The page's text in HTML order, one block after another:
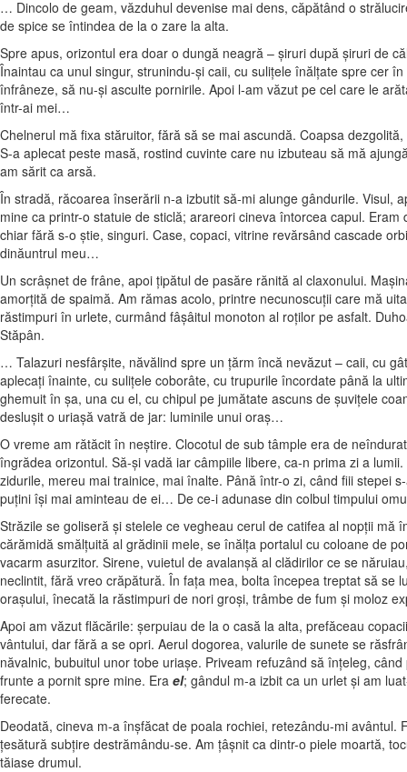
… Dincolo de geam, văzduhul devenise mai dens, căpătând o
de spice se întindea de la o zare la alta.
Spre apus, orizontul era doar o dungă neagră – şiruri după şiruri de
Înaintau ca unul singur, strunindu-şi caii, cu suliţele înălţate spre cer
înfrâneze, să nu-şi asculte pornirile. Apoi l-am văzut pe cel care le
într-ai mei…
Chelnerul mă fixa stăruitor, fără să se mai ascundă. Coapsa
S-a aplecat peste masă, rostind cuvinte care nu izbuteau să mă
am sărit ca arsă.
În stradă, răcoarea înserării n-a izbutit să-mi alunge gândurile.
mine ca printr-o statuie de sticlă; arareori cineva întorcea capul.
chiar fără s-o ştie, singuri. Case, copaci, vitrine revărsând cascade
dinăuntrul meu…
Un scrâşnet de frâne, apoi ţipătul de pasăre rănită al claxonului.
amorţită de spaimă. Am rămas acolo, printre necunoscuţii care mă
răstimpuri în urlete, curmând fâşâitul monoton al roţilor pe asfalt.
Stăpân.
… Talazuri nesfârşite, năvălind spre un ţărm încă nevăzut – caii, cu
aplecaţi înainte, cu suliţele coborâte, cu trupurile încordate până la
ghemuit în şa, una cu el, cu chipul pe jumătate ascuns de şuviţele
desluşit o uriaşă vatră de jar: luminile unui oraş…
O vreme am rătăcit în neştire. Clocotul de sub tâmple era de
îngrădea orizontul. Să-şi vadă iar câmpiile libere, ca-n prima zi a
zidurile, mereu mai trainice, mai înalte. Până într-o zi, când fiii stepei
puţini îşi mai aminteau de ei… De ce-i adunase din colbul timpului
Străzile se goliseră şi stelele ce vegheau cerul de catifea al nopţii
cărămidă smălţuită al grădinii mele, se înălţa portalul cu coloane de
vacarm asurzitor. Sirene, vuietul de avalanşă al clădirilor ce se
neclintit, fără vreo crăpătură. În faţa mea, bolta începea treptat să
oraşului, înecată la răstimpuri de nori groşi, trâmbe de fum şi moloz
Apoi am văzut flăcările: şerpuiau de la o casă la alta, prefăceau
vântului, dar fără a se opri. Aerul dogorea, valurile de sunete se
năvalnic, bubuitul unor tobe uriaşe. Priveam refuzând să înţeleg,
frunte a pornit spre mine. Era el; gândul m-a izbit ca un urlet şi am
ferecate.
Deodată, cineva m-a înşfăcat de poala rochiei, retezându-mi
ţesătură subţire destrămându-se. Am ţâşnit ca dintr-o piele moartă,
tăiase drumul.